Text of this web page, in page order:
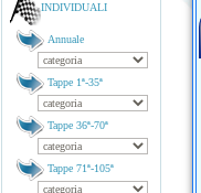
INDIVIDUALI
Annuale
Tappe 1ª-35ª
Tappe 36ª-70ª
Tappe 71ª-105ª